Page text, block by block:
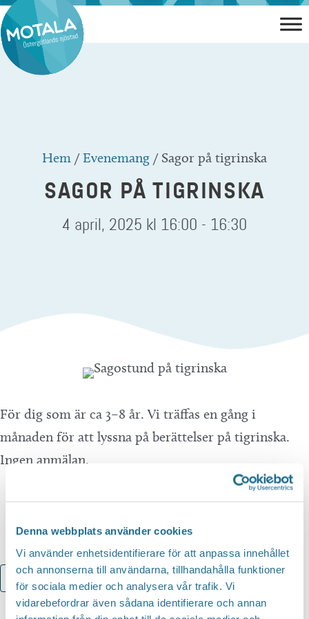
Denna webbplats använder cookies
Vi använder enhetsidentifierare för att anpassa innehållet
och annonserna till användarna, tillhandahålla funktioner
för sociala medier och analysera vår trafik. Vi
vidarebefordrar även sådana identifierare och annan
Hoppa
till
innehåll
Hem /Evenemang / Sagor på tigrinska
SAGOR PÅ TIGRINSKA
4 april, 2025 kl 16:00 - 16:30
För dig som är ca 3–8 år. Vi träffas en gång i
månaden för att lyssna på berättelser på tigrinska.
Ingen anmälan.